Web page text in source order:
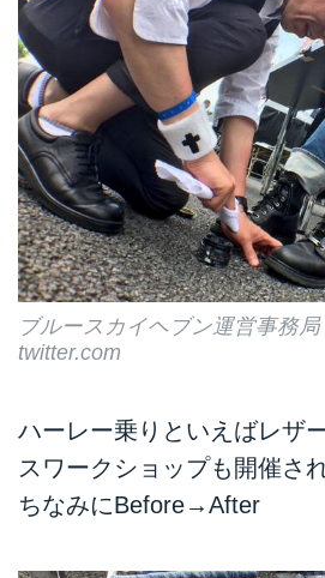
ブルースカイヘブン運営事務
twitter.com
ハーレー乗りといえばレザ
スワークショップも開催さ
ちなみにBefore→After